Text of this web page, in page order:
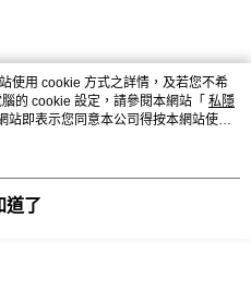
使用 cookie 方式之詳情，及若您不希
的 cookie 設定，請參閱本網站「 私隱
站即表示您同意本公司得按本網站使用
道了